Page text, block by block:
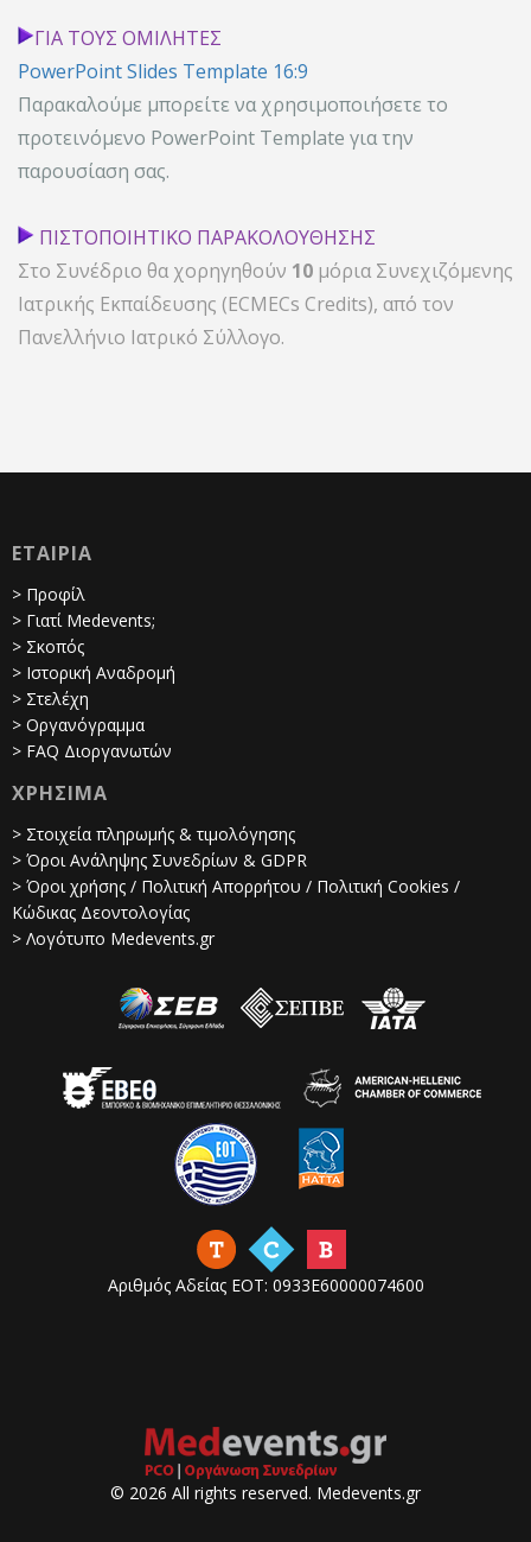
ΓΙΑ ΤΟΥΣ ΟΜΙΛΗΤΕΣ
PowerPoint Slides Template 16:9
Παρακαλούμε μπορείτε να χρησιμοποιήσετε το
προτεινόμενο PowerPoint Template για την
παρουσίαση σας.
ΠΙΣΤΟΠΟΙΗΤΙΚΟ ΠΑΡΑΚΟΛΟΥΘΗΣΗΣ
Στο Συνέδριο θα χορηγηθούν 10 μόρια Συνεχιζόμενης
Ιατρικής Εκπαίδευσης (ECMECs Credits), από τον
Πανελλήνιο Ιατρικό Σύλλογο.
ΕΤΑΙΡΙΑ
> Προφίλ
> Γιατί Medevents;
> Σκοπός
> Ιστορική Αναδρομή
> Στελέχη
> Οργανόγραμμα
> FAQ Διοργανωτών
ΧΡΗΣΙΜΑ
> Στοιχεία πληρωμής & τιμολόγησης
> Όροι Ανάληψης Συνεδρίων & GDPR
> Όροι χρήσης / Πολιτική Απορρήτου / Πολιτική Cookies /
Κώδικας Δεοντολογίας
> Λογότυπο Medevents.gr
Αριθμός Αδείας ΕΟΤ: 0933Ε60000074600
© 2026 All rights reserved. Medevents.gr